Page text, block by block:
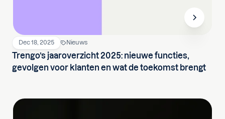
Dec 18, 2025 Nieuws
Trengo’s jaaroverzicht 2025: nieuwe functies,
gevolgen voor klanten en wat de toekomst brengt